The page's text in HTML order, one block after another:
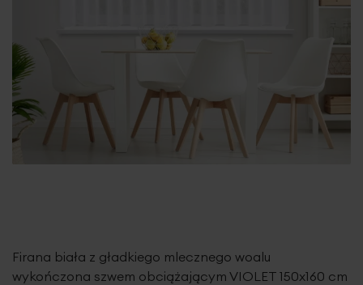
Firana biała z gładkiego mlecznego woalu
wykończona szwem obciążającym VIOLET 150x160 cm